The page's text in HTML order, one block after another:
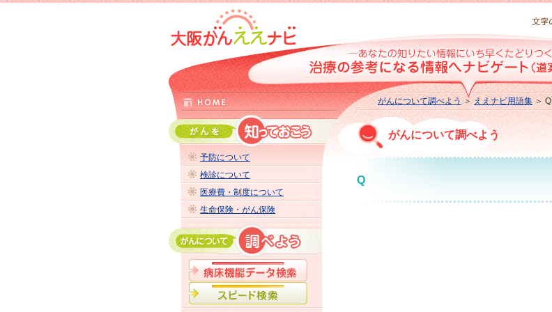
予防について
検診について
医療費・制度について
生命保険・がん保険
がんについて調べよう＞ええナビ用語集＞ Q
がんについて調べよう
Q